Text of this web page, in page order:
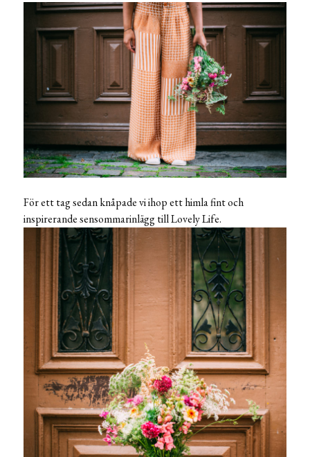
För ett tag sedan knåpade vi ihop ett himla fint och
inspirerande sensommarinlägg till Lovely Life.